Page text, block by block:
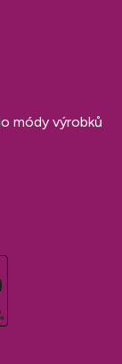
módy výrobků